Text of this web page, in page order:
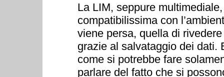
La LIM, seppure
compatibilissima con
viene persa, quella di
grazie al salvataggio dei dati.
come si potrebbe fare
parlare del fatto che si